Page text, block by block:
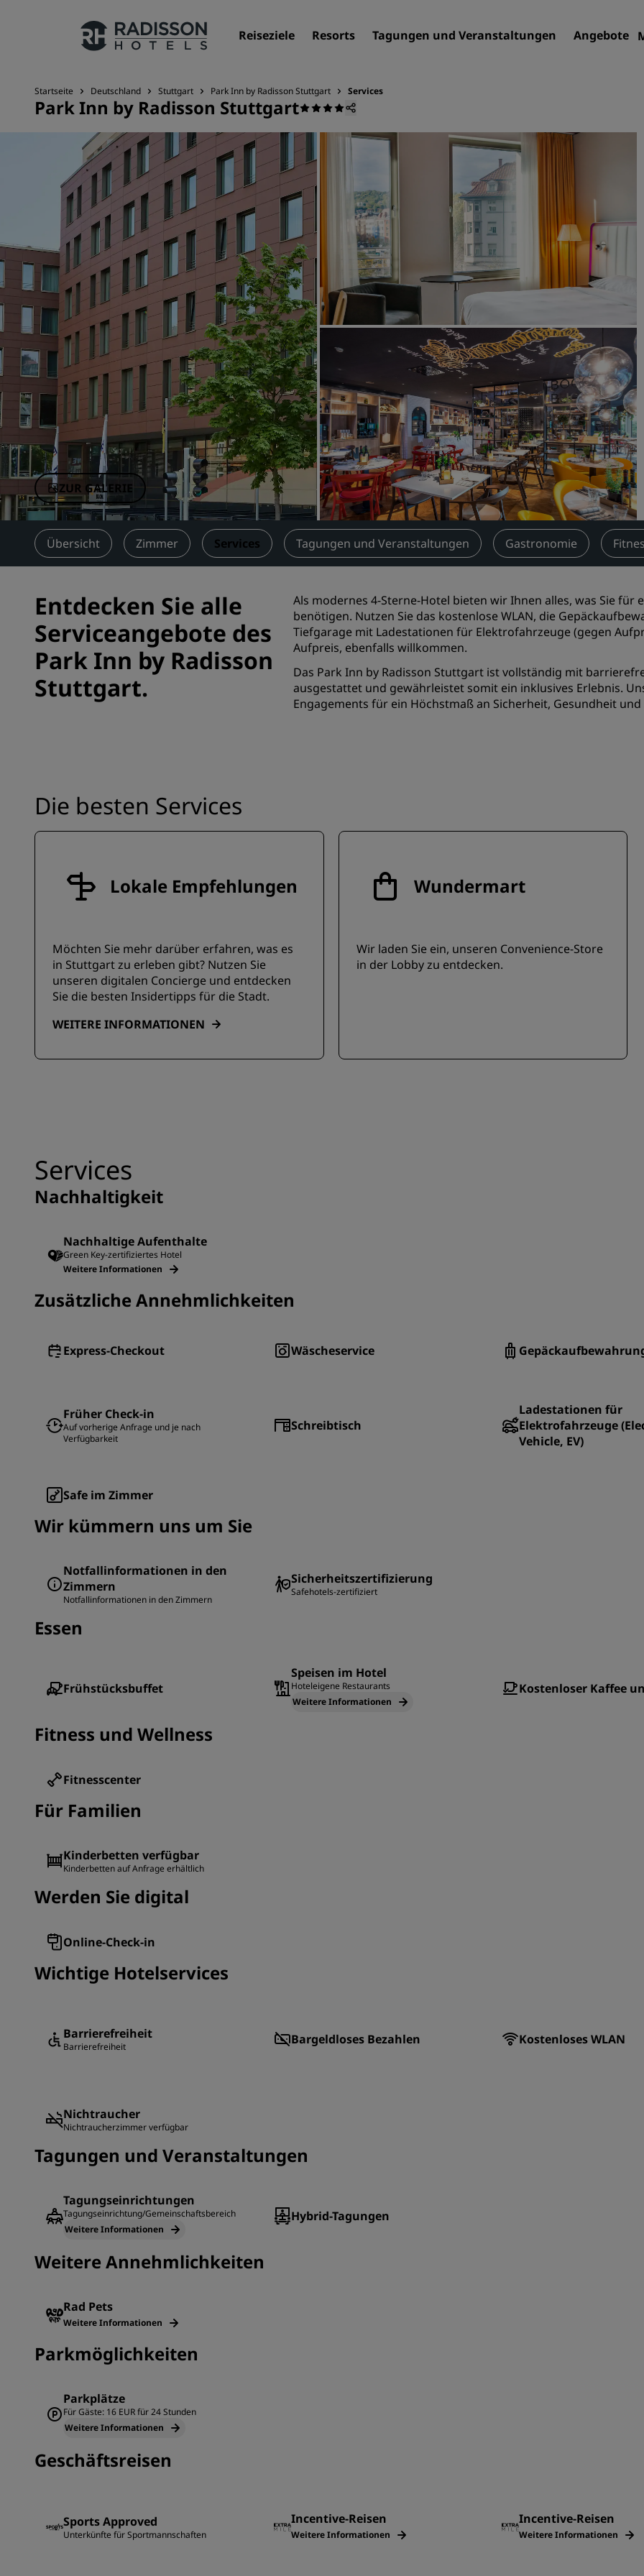
Reiseziele Resorts Tagungen und Veranstaltungen Angebote
Unsere Marken
Marken von Radisson Hotels
Verbundene Marken in China
Reiseziele
Resorts
Serviced Apartments
Flughafenhotels
Neue und geplante Hotels
Tagungen und
Veranstaltungen
Entdecken Sie Radisson
Einen Meetingraum buchen
Fordern Sie ein Angebot an
Veranstaltungsorte
Branchenlösungen
Flüge suchen
Flüge suchen
Restaurants
Nach einem Restaurant
Radisson Hotels App
Startseite Deutschland Stuttgart Park Inn by Radisson Stuttgart Services
Park Inn by Radisson Stuttgart
ZUR GALERIE
Übersicht Zimmer Services Tagungen und Veranstaltungen Gastronomie
Entdecken Sie alle
Serviceangebote des
Park Inn by Radisson
Stuttgart.
Als modernes 4-Sterne-Hotel bieten wir Ihnen alles, was Sie
benötigen. Nutzen Sie das kostenlose WLAN, die
Tiefgarage mit Ladestationen für Elektrofahrzeuge (gegen
Aufpreis, ebenfalls willkommen.
Das Park Inn by Radisson Stuttgart ist vollständig mit
ausgestattet und gewährleistet somit ein inklusives Erlebnis.
Engagements für ein Höchstmaß an Sicherheit, Gesundheit und
Die besten Services
Lokale Empfehlungen
Möchten Sie mehr darüber erfahren, was es
in Stuttgart zu erleben gibt? Nutzen Sie
unseren digitalen Concierge und entdecken
Sie die besten Insidertipps für die Stadt.
WEITERE INFORMATIONEN
Wundermart
Wir laden Sie ein, unseren Convenience-Store
in der Lobby zu entdecken.
Services
Nachhaltigkeit
Nachhaltige Aufenthalte
Green Key-zertifiziertes Hotel
Weitere Informationen
Zusätzliche Annehmlichkeiten
Express-Checkout Wäscheservice
Früher Check-in
Auf vorherige Anfrage und je nach
Verfügbarkeit
Schreibtisch
Ladestationen für
Elektrofahrzeuge
Vehicle, EV)
Safe im Zimmer
Wir kümmern uns um Sie
Notfallinformationen in den
Zimmern
Notfallinformationen in den Zimmern
Sicherheitszertifizierung
Safehotels-zertifiziert
Essen
Frühstücksbuffet
Speisen im Hotel
Hoteleigene Restaurants
Weitere Informationen
Kostenloser Kaffee
Fitness und Wellness
Fitnesscenter
Für Familien
Kinderbetten verfügbar
Kinderbetten auf Anfrage erhältlich
Werden Sie digital
Online-Check-in
Wichtige Hotelservices
Barrierefreiheit
Barrierefreiheit Bargeldloses Bezahlen Kostenloses WLAN
Nichtraucher
Nichtraucherzimmer verfügbar
Tagungen und Veranstaltungen
Tagungseinrichtungen
Tagungseinrichtung/Gemeinschaftsbereich
Weitere Informationen
Hybrid-Tagungen
Weitere Annehmlichkeiten
Rad Pets
Weitere Informationen
Parkmöglichkeiten
Parkplätze
Für Gäste: 16 EUR für 24 Stunden
Weitere Informationen
Geschäftsreisen
Sports Approved
Unterkünfte für Sportmannschaften
Incentive-Reisen
Weitere Informationen
Incentive-Reisen
Weitere Informationen